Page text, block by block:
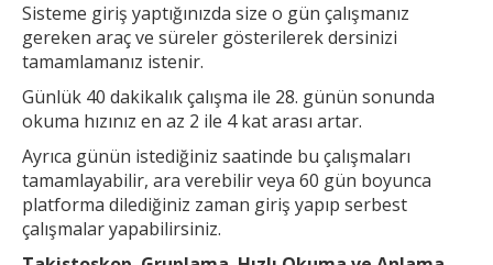
Sisteme giriş yaptığınızda size o gün çalışmanız
gereken araç ve süreler gösterilerek dersinizi
tamamlamanız istenir.
Günlük 40 dakikalık çalışma ile 28. günün sonunda
okuma hızınız en az 2 ile 4 kat arası artar.
Ayrıca günün istediğiniz saatinde bu çalışmaları
tamamlayabilir, ara verebilir veya 60 gün boyunca
platforma dilediğiniz zaman giriş yapıp serbest
çalışmalar yapabilirsiniz.